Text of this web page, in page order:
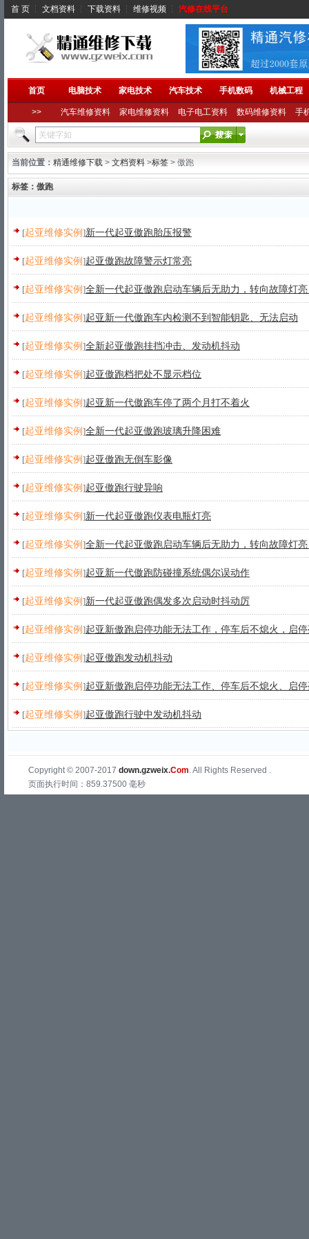
首 页 ┆ 文档资料 ┆ 下载资料 ┆ 维修视频 ┆ 汽修在线平台
首页 电脑技术 家电技术 汽车技术 手机数码 机械工程
>> 汽车维修资料 家电维修资料 电子电工资料 数码维修资料 手
当前位置： 精通维修下载 > 文档资料 >标签 > 傲跑
标签：傲跑
[起亚维修实例 ]新一代起亚傲跑胎压报警
[起亚维修实例 ]起亚傲跑故障警示灯常亮
[起亚维修实例 ]全新一代起亚傲跑启动车辆后无助力，转向故障灯
[起亚维修实例 ]起亚新一代傲跑车内检测不到智能钥匙、无法启动
[起亚维修实例 ]全新起亚傲跑挂挡冲击、发动机抖动
[起亚维修实例 ]起亚傲跑档把处不显示档位
[起亚维修实例 ]起亚新一代傲跑车停了两个月打不着火
[起亚维修实例 ]全新一代起亚傲跑玻璃升降困难
[起亚维修实例 ]起亚傲跑无倒车影像
[起亚维修实例 ]起亚傲跑行驶异响
[起亚维修实例 ]新一代起亚傲跑仪表电瓶灯亮
[起亚维修实例 ]全新一代起亚傲跑启动车辆后无助力，转向故障灯
[起亚维修实例 ]起亚新一代傲跑防碰撞系统偶尔误动作
[起亚维修实例 ]新一代起亚傲跑偶发多次启动时抖动厉
[起亚维修实例 ]起亚新傲跑启停功能无法工作，停车后不熄火，启
[起亚维修实例 ]起亚傲跑发动机抖动
[起亚维修实例 ]起亚新傲跑启停功能无法工作、停车后不熄火、启
[起亚维修实例 ]起亚傲跑行驶中发动机抖动
Copyright © 2007-2017 down.gzweix.Com. All Rights Reserved .
页面执行时间：859.37500 毫秒